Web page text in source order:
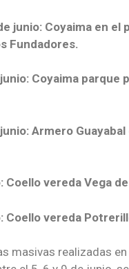
junio: Coyaima en el
Fundadores.
Coyaima parque
Armero Guayabal
Coello vereda Vega
Coello vereda
masivas realizadas